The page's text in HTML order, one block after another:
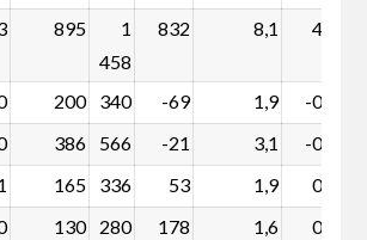
895
1
458
832 8,1 4,3
200 340 -69 1,9 -0,6
386 566 -21 3,1 -0,4
165 336 53 1,9 0,2
130 280 178 1,6 0,9